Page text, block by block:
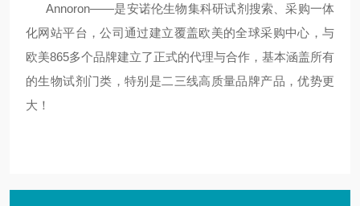
Annoron——是安诺伦生物集科研试剂搜索、采购一体
化网站平台，公司通过建立覆盖欧美的全球采购中心，与
欧美865多个品牌建立了正式的代理与合作，基本涵盖所有
的生物试剂门类，特别是二三线高质量品牌产品，优势更
大！